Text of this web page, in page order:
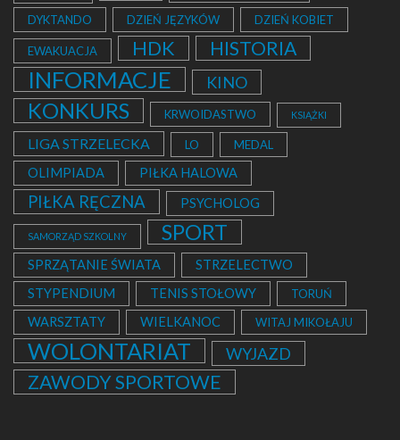
DYKTANDO DZIEŃ JĘZYKÓW DZIEŃ KOBIET
EWAKUACJA HDK HISTORIA
INFORMACJE KINO
KONKURS KRWOIDASTWO KSIĄŻKI
LIGA STRZELECKA LO MEDAL
OLIMPIADA PIŁKA HALOWA
PIŁKA RĘCZNA PSYCHOLOG
SAMORZĄD SZKOLNY SPORT
SPRZĄTANIE ŚWIATA
STRZELECTWO
STYPENDIUM
TENIS STOŁOWY TORUŃ
WARSZTATY WIELKANOC WITAJ MIKOŁAJU
WOLONTARIAT WYJAZD
ZAWODY SPORTOWE